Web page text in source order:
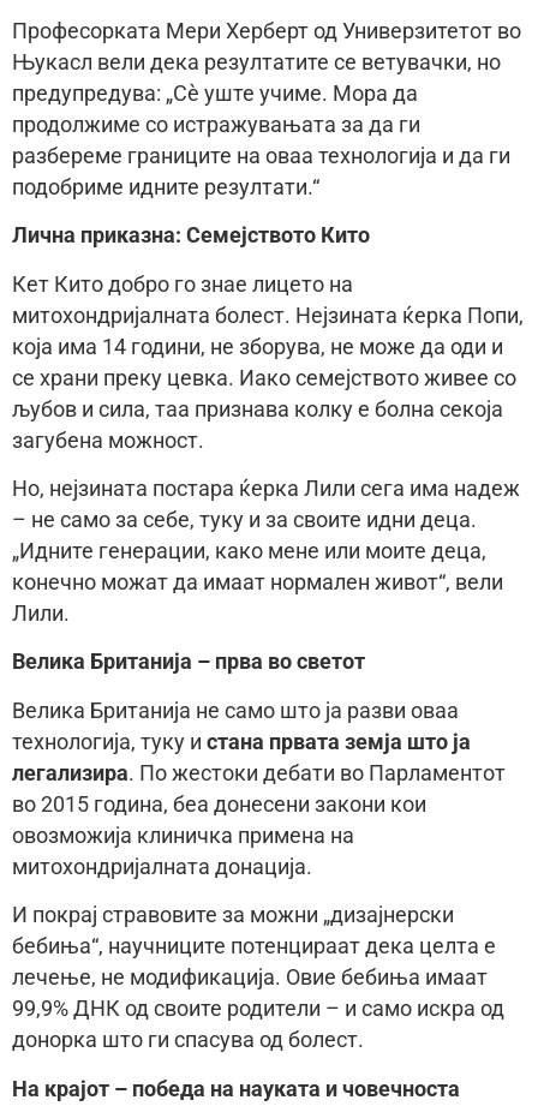
Професорката Мери Херберт од Универзитетот во
Њукасл вели дека резултатите се ветувачки, но
предупредува: „Сè уште учиме. Мора да
продолжиме со истражувањата за да ги
разбереме границите на оваа технологија и да ги
подобриме идните резултати.“
Лична приказна: Семејството Кито
Кет Кито добро го знае лицето на
митохондријалната болест. Нејзината ќерка Попи,
која има 14 години, не зборува, не може да оди и
се храни преку цевка. Иако семејството живее со
љубов и сила, таа признава колку е болна секоја
загубена можност.
Но, нејзината постара ќерка Лили сега има надеж
– не само за себе, туку и за своите идни деца.
„Идните генерации, како мене или моите деца,
конечно можат да имаат нормален живот“, вели
Лили.
Велика Британија – прва во светот
Велика Британија не само што ја разви оваа
технологија, туку и стана првата земја што ја
легализира. По жестоки дебати во Парламентот
во 2015 година, беа донесени закони кои
овозможија клиничка примена на
митохондријалната донација.
И покрај стравовите за можни „дизајнерски
бебиња“, научниците потенцираат дека целта е
лечење, не модификација. Овие бебиња имаат
99,9% ДНК од своите родители – и само искра од
донорка што ги спасува од болест.
На крајот – победа на науката и човечноста